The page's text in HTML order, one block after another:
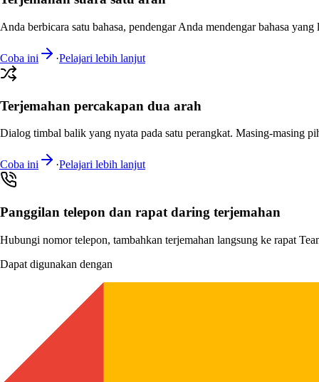
Anda berbicara satu bahasa, pendengar Anda mendengar bahasa yang
Coba ini ·Pelajari lebih lanjut
Terjemahan percakapan dua arah
Dialog timbal balik yang nyata pada satu perangkat. Masing-masing
Coba ini ·Pelajari lebih lanjut
Panggilan telepon dan rapat daring terjemahan
Hubungi nomor telepon, tambahkan terjemahan langsung ke rapat
Dapat digunakan dengan